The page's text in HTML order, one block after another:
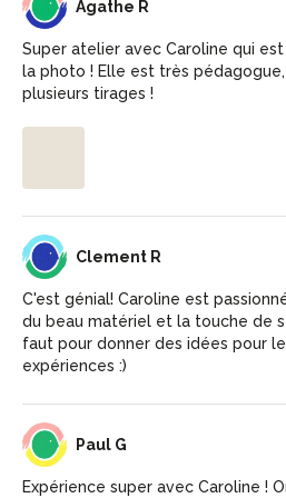
AR Agathe R
Super atelier avec Caroline qui
la photo ! Elle est très pédagogue,
plusieurs tirages !
CR Clement R
C'est génial! Caroline est
du beau matériel et la touche de
faut pour donner des idées pour
expériences :)
PG Paul G
Expérience super avec Caroline !